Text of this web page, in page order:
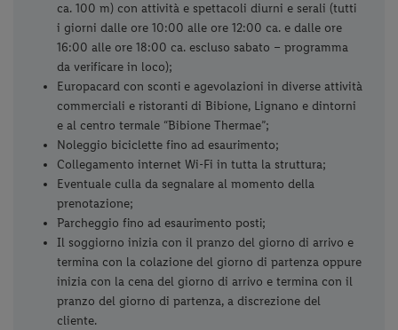
ca. 100 m) con attività e spettacoli diurni e serali (tutti
i giorni dalle ore 10:00 alle ore 12:00 ca. e dalle ore
16:00 alle ore 18:00 ca. escluso sabato – programma
da verificare in loco);
Europacard con sconti e agevolazioni in diverse attività
commerciali e ristoranti di Bibione, Lignano e dintorni
e al centro termale “Bibione Thermae”;
Noleggio biciclette fino ad esaurimento;
Collegamento internet Wi-Fi in tutta la struttura;
Eventuale culla da segnalare al momento della
prenotazione;
Parcheggio fino ad esaurimento posti;
Il soggiorno inizia con il pranzo del giorno di arrivo e
termina con la colazione del giorno di partenza oppure
inizia con la cena del giorno di arrivo e termina con il
pranzo del giorno di partenza, a discrezione del
cliente.